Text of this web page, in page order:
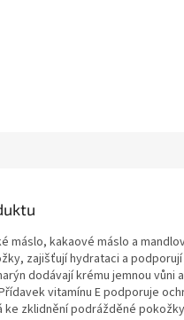
máslo, kakaové máslo a
zajišťují hydrataci a
dodávají krému jemnou vůni
vitamínu E podporuje
ke zklidnění podrážděné